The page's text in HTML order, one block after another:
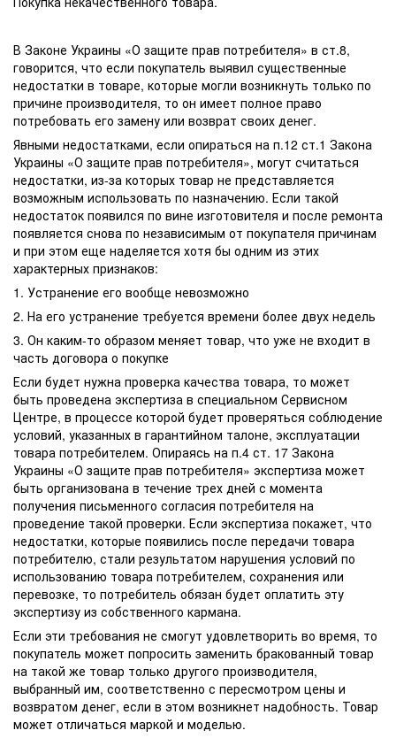
В Законе Украины «О защите прав потребителя» в ст.8,
говорится, что если покупатель выявил существенные
недостатки в товаре, которые могли возникнуть только по
причине производителя, то он имеет полное право
потребовать его замену или возврат своих денег.
Явными недостатками, если опираться на п.12 ст.1 Закона
Украины «О защите прав потребителя», могут считаться
недостатки, из-за которых товар не представляется
возможным использовать по назначению. Если такой
недостаток появился по вине изготовителя и после ремонта
появляется снова по независимым от покупателя причинам
и при этом еще наделяется хотя бы одним из этих
характерных признаков:
1. Устранение его вообще невозможно
2. На его устранение требуется времени более двух недель
3. Он каким-то образом меняет товар, что уже не входит в
часть договора о покупке
Если будет нужна проверка качества товара, то может
быть проведена экспертиза в специальном Сервисном
Центре, в процессе которой будет проверяться соблюдение
условий, указанных в гарантийном талоне, эксплуатации
товара потребителем. Опираясь на п.4 ст. 17 Закона
Украины «О защите прав потребителя» экспертиза может
быть организована в течение трех дней с момента
получения письменного согласия потребителя на
проведение такой проверки. Если экспертиза покажет, что
недостатки, которые появились после передачи товара
потребителю, стали результатом нарушения условий по
использованию товара потребителем, сохранения или
перевозке, то потребитель обязан будет оплатить эту
экспертизу из собственного кармана.
Если эти требования не смогут удовлетворить во время, то
покупатель может попросить заменить бракованный товар
на такой же товар только другого производителя,
выбранный им, соответственно с пересмотром цены и
возвратом денег, если в этом возникнет надобность. Товар
может отличаться маркой и моделью.